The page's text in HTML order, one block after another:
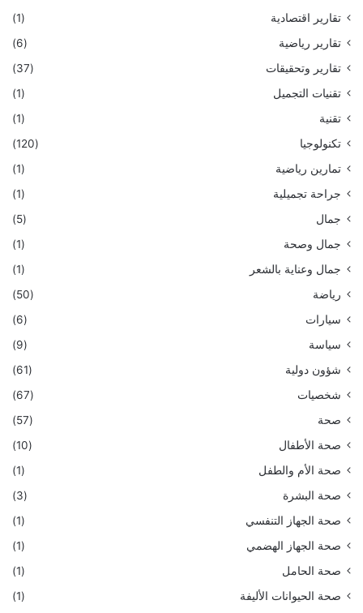
تقارير اقتصادية
(1)
تقارير رياضية
(6)
تقارير وتحقيقات
(37)
تقنيات التجميل
(1)
تقنية
(1)
تكنولوجيا
(120)
تمارين رياضية
(1)
جراحة تجميلية
(1)
جمال
(5)
جمال وصحة
(1)
جمال وعناية بالشعر
(1)
رياضة
(50)
سيارات
(6)
سياسة
(9)
شؤون دولية
(61)
شخصيات
(67)
صحة
(57)
صحة الأطفال
(10)
صحة الأم والطفل
(1)
صحة البشرة
(3)
صحة الجهاز التنفسي
(1)
صحة الجهاز الهضمي
(1)
صحة الحامل
(1)
صحة الحيوانات الأليفة
(1)